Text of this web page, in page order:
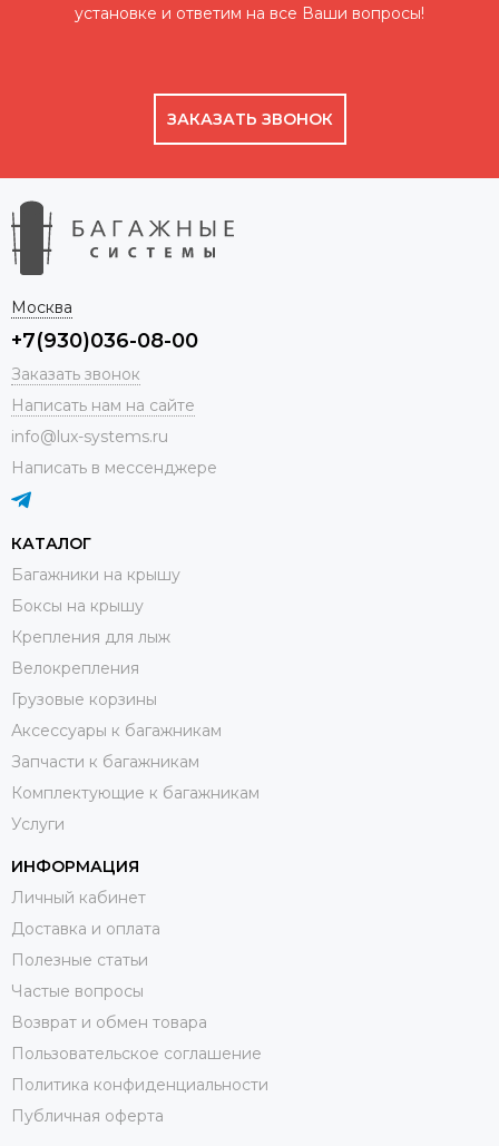
установке и ответим на все Ваши вопросы!
ЗАКАЗАТЬ ЗВОНОК
Москва
+7(930)036-08-00
Заказать звонок
Написать нам на сайте
info@lux-systems.ru
Написать в мессенджере
КАТАЛОГ
Багажники на крышу
Боксы на крышу
Крепления для лыж
Велокрепления
Грузовые корзины
Аксессуары к багажникам
Запчасти к багажникам
Комплектующие к багажникам
Услуги
ИНФОРМАЦИЯ
Личный кабинет
Доставка и оплата
Полезные статьи
Частые вопросы
Возврат и обмен товара
Пользовательское соглашение
Политика конфиденциальности
Публичная оферта